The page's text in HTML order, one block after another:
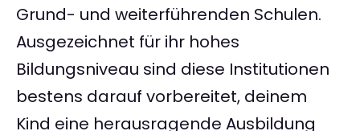
Grund- und weiterführenden Schulen.
Ausgezeichnet für ihr hohes
Bildungsniveau sind diese Institutionen
bestens darauf vorbereitet, deinem
Kind eine herausragende Ausbildung